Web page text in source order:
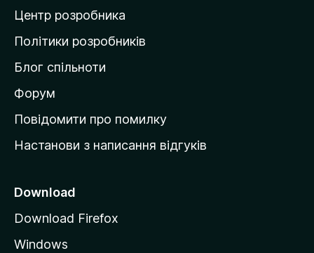
д
о
і
в
к
M
z
l
l
Центр розробника
Політики розробників
Блог спільноти
Форум
Повідомити про помилку
Настанови з написання відгуків
Download
Download Firefox
Windows